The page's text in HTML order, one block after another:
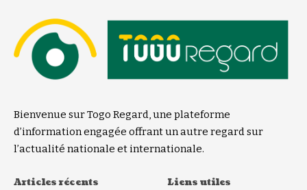
Bienvenue sur Togo Regard, une plateforme
d’information engagée offrant un autre regard sur
l’actualité nationale et internationale.
Articles récents Liens utiles